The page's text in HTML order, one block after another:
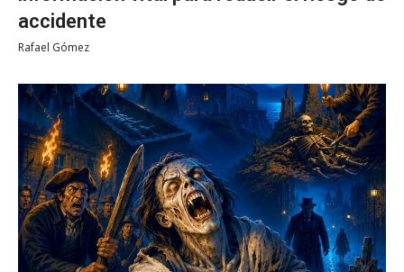
accidente
Rafael Gómez